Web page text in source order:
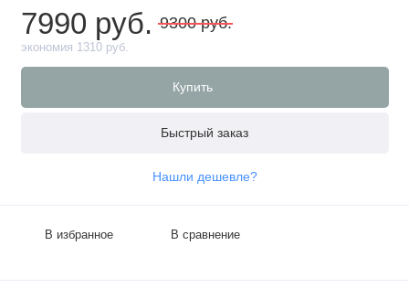
7990 руб. 9300 руб.
экономия 1310 руб.
Купить
Быстрый заказ
Нашли дешевле?
В избранное В сравнение